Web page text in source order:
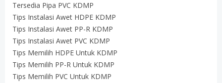
Tersedia Pipa PVC KDMP
Tips Instalasi Awet HDPE KDMP
Tips Instalasi Awet PP-R KDMP
Tips Instalasi Awet PVC KDMP
Tips Memilih HDPE Untuk KDMP
Tips Memilih PP-R Untuk KDMP
Tips Memilih PVC Untuk KDMP